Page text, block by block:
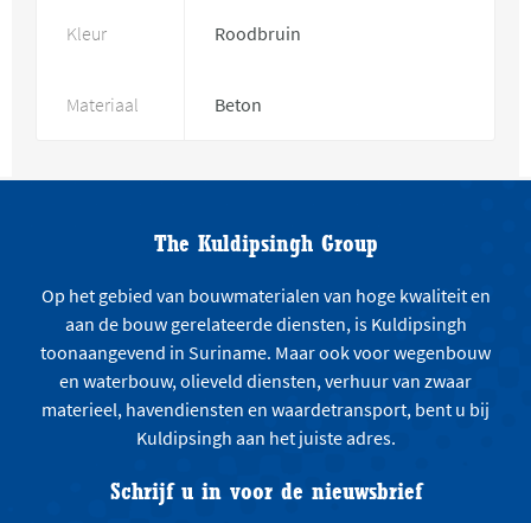
Kleur Roodbruin
Materiaal Beton
The Kuldipsingh Group
Op het gebied van bouwmaterialen van hoge kwaliteit en
aan de bouw gerelateerde diensten, is Kuldipsingh
toonaangevend in Suriname. Maar ook voor wegenbouw
en waterbouw, olieveld diensten, verhuur van zwaar
materieel, havendiensten en waardetransport, bent u bij
Kuldipsingh aan het juiste adres.
Schrijf u in voor de nieuwsbrief